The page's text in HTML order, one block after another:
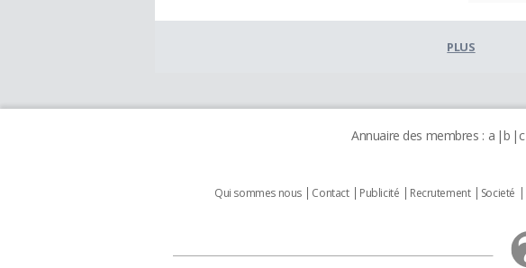
PLUS
Annuaire des membres : a b c
Qui sommes nous Contact Publicité Recrutement Societé